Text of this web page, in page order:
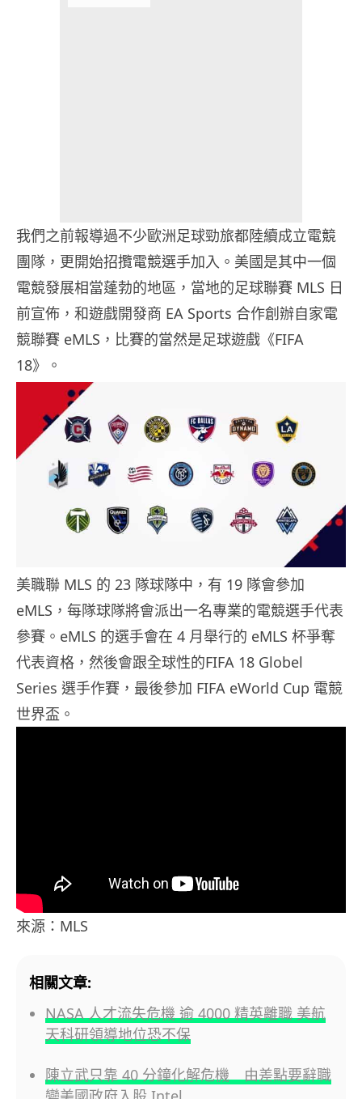
我們之前報導過不少歐洲足球勁旅都陸續成立電競
團隊，更開始招攬電競選手加入。美國是其中一個
電競發展相當蓬勃的地區，當地的足球聯賽 MLS 日
前宣佈，和遊戲開發商 EA Sports 合作創辦自家電
競聯賽 eMLS，比賽的當然是足球遊戲《FIFA
18》。
美職聯 MLS 的 23 隊球隊中，有 19 隊會參加
eMLS，每隊球隊將會派出一名專業的電競選手代表
參賽。eMLS 的選手會在 4 月舉行的 eMLS 杯爭奪
代表資格，然後會跟全球性的FIFA 18 Globel
Series 選手作賽，最後參加 FIFA eWorld Cup 電競
世界盃。
來源：MLS
相關文章:
NASA 人才流失危機 逾 4000 精英離職 美航
天科研領導地位恐不保
陳立武只靠 40 分鐘化解危機 由差點要辭職